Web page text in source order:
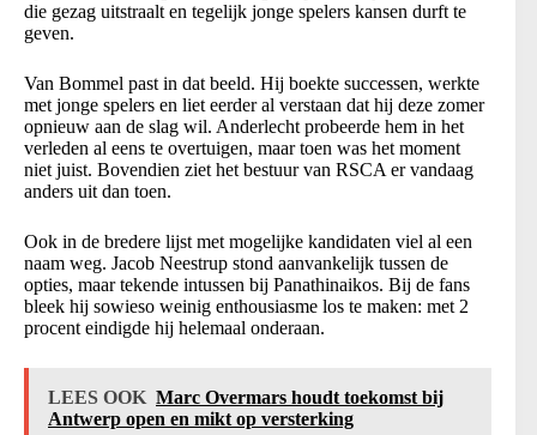
die gezag uitstraalt en tegelijk jonge spelers kansen durft te
geven.
Van Bommel past in dat beeld. Hij boekte successen, werkte
met jonge spelers en liet eerder al verstaan dat hij deze zomer
opnieuw aan de slag wil. Anderlecht probeerde hem in het
verleden al eens te overtuigen, maar toen was het moment
niet juist. Bovendien ziet het bestuur van RSCA er vandaag
anders uit dan toen.
Ook in de bredere lijst met mogelijke kandidaten viel al een
naam weg. Jacob Neestrup stond aanvankelijk tussen de
opties, maar tekende intussen bij Panathinaikos. Bij de fans
bleek hij sowieso weinig enthousiasme los te maken: met 2
procent eindigde hij helemaal onderaan.
LEES OOK Marc Overmars houdt toekomst bij
Antwerp open en mikt op versterking